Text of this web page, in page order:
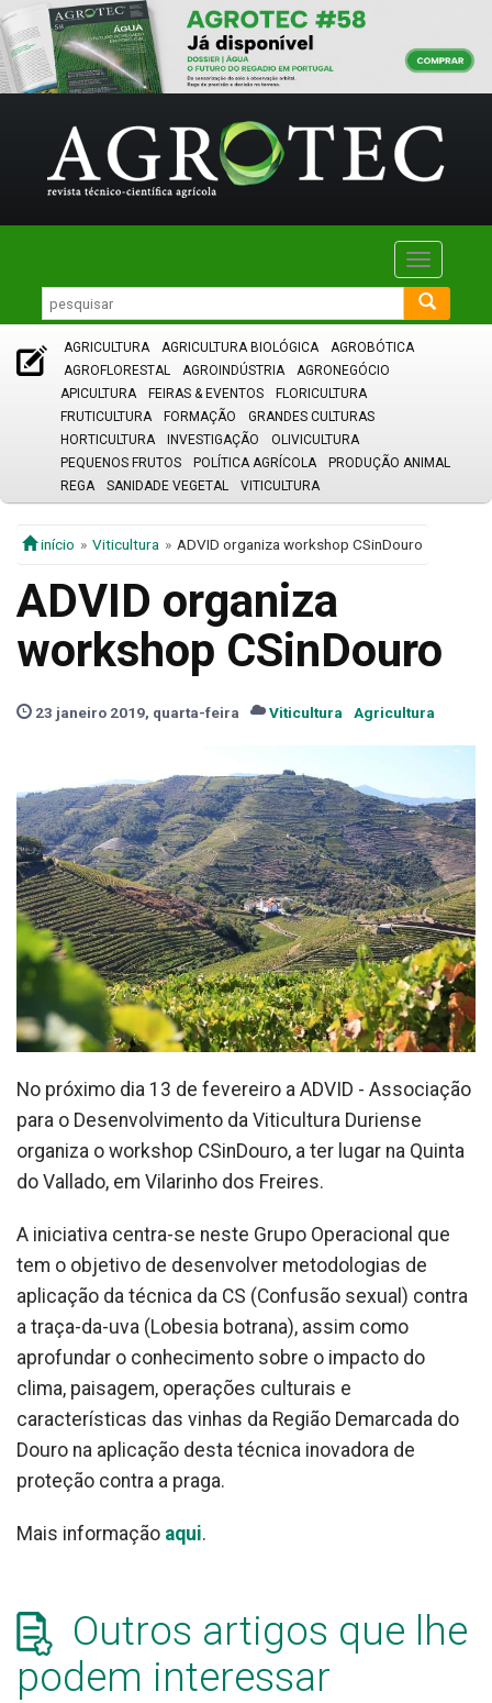
Toggle
AGRICULTURA AGRICULTURA BIOLÓGICA
AGROBÓTICA
AGROFLORESTAL
AGROINDÚSTRIA
AGRONEGÓCIO
APICULTURA
FEIRAS & EVENTOS
FLORICULTURA
FRUTICULTURA
FORMAÇÃO
GRANDES CULTURAS
HORTICULTURA
INVESTIGAÇÃO
OLIVICULTURA
PEQUENOS FRUTOS
POLÍTICA AGRÍCOLA
PRODUÇÃO ANIMAL
REGA
SANIDADE VEGETAL VITICULTURA
início Viticultura ADVID organiza workshop CSinDouro
ADVID organiza
workshop CSinDouro
23 janeiro 2019, quarta-feira Viticultura Agricultura
No próximo dia 13 de fevereiro a ADVID - Associação
para o Desenvolvimento da Viticultura Duriense
organiza o workshop CSinDouro, a ter lugar na Quinta
do Vallado, em Vilarinho dos Freires.
A iniciativa centra-se neste Grupo Operacional que
tem o objetivo de desenvolver metodologias de
aplicação da técnica da CS (Confusão sexual) contra
a traça-da-uva (Lobesia botrana), assim como
aprofundar o conhecimento sobre o impacto do
clima, paisagem, operações culturais e
características das vinhas da Região Demarcada do
Douro na aplicação desta técnica inovadora de
proteção contra a praga.
Mais informação aqui.
Outros artigos que lhe
podem interessar